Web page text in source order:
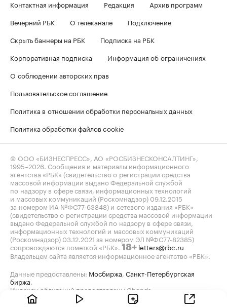
Контактная информация Редакция
Архив программ
Вечерний РБК
О телеканале
Подключение
Скрыть баннеры на РБК
Подписка на РБК
Корпоративная подписка
Информация об ограничениях
О соблюдении авторских прав
Пользовательское соглашение
Политика в отношении обработки персональных данных
Политика обработки файлов cookie
© ООО «БИЗНЕСПРЕСС», АО «РОСБИЗНЕСКОНСАЛТИНГ»,
1995–2026 . Сообщения и материалы информационного
агентства «РБК» (свидетельство о регистрации средства
массовой информации выдано Федеральной службой
по надзору в сфере связи, информационных технологий
и массовых коммуникаций (Роскомнадзор) 09.12.2015
за номером ИА №ФС77-63848) и сетевого издания «РБК»
(свидетельство о регистрации средства массовой информации
выдано Федеральной службой по надзору в сфере связи,
информационных технологий и массовых коммуникаций
(Роскомнадзор) 03.12.2021 за номером ЭЛ №ФС77-82385)
сопровождаются пометкой «РБК». 18+ letters@rbc.ru
Владельцем сайта является информационное агентство «РБК».
Данные предоставлены: Мосбиржа Санкт-Петербургская
биржа
Индексы облигаций предоставлены Cbonds.